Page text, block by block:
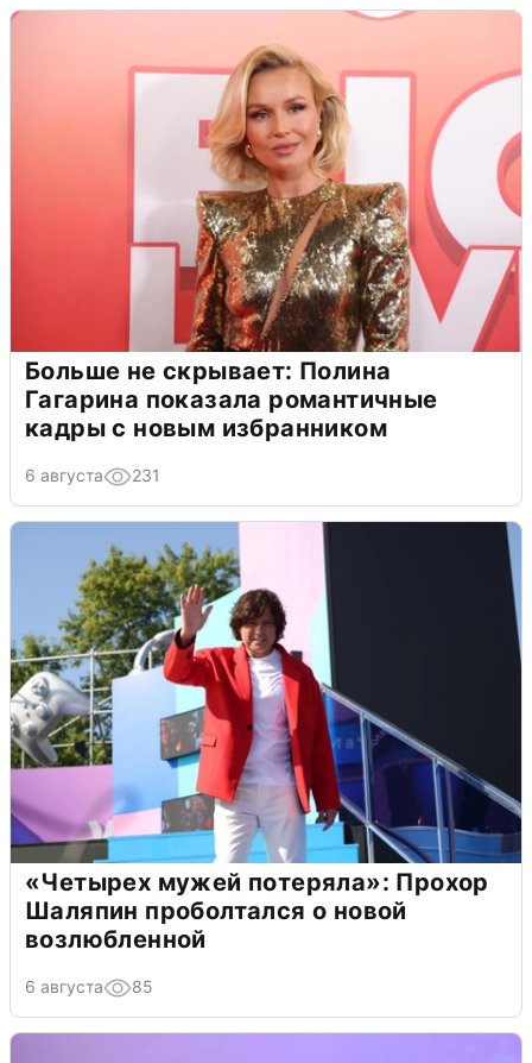
Больше не скрывает: Полина
Гагарина показала романтичные
кадры с новым избранником
6 августа 231
«Четырех мужей потеряла»: Прохор
Шаляпин проболтался о новой
возлюбленной
6 августа 85